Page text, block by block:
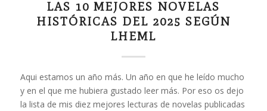
LAS 10 MEJORES NOVELAS
HISTÓRICAS DEL 2025 SEGÚN
LHEML
Aqui estamos un año más. Un año en que he leído mucho
y en el que me hubiera gustado leer más. Por eso os dejo
la lista de mis diez mejores lecturas de novelas publicadas